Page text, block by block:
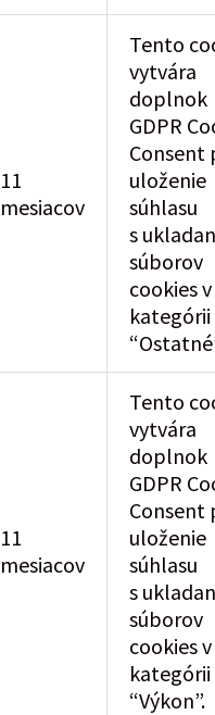
11
mesiacov
Tento
vytvára
doplnok
GDPR
Consent
uloženie
súhlasu
s
súborov
cookies v
kategórii
11
mesiacov
Tento
vytvára
doplnok
GDPR
Consent
uloženie
súhlasu
s
súborov
cookies v
kategórii
“Výkon”.